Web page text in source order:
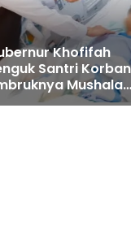
Khofifah
Santri Korban
Mushala
Al Khoziny,